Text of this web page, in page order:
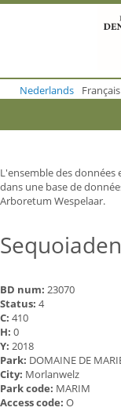
o
m
o
n
t
e
t
Nederlands Français
L'ensemble des données
dans une base de
Arboretum Wespelaar.
BD num: 23070
Status: 4
C: 410
H: 0
Y: 2018
Park: DOMAINE DE
City: Morlanwelz
Park code: MARIM
Access code: O